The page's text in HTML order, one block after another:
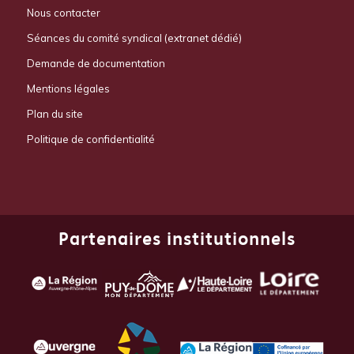
Nous contacter
Séances du comité syndical (extranet dédié)
Demande de documentation
Mentions légales
Plan du site
Politique de confidentialité
Partenaires institutionnels